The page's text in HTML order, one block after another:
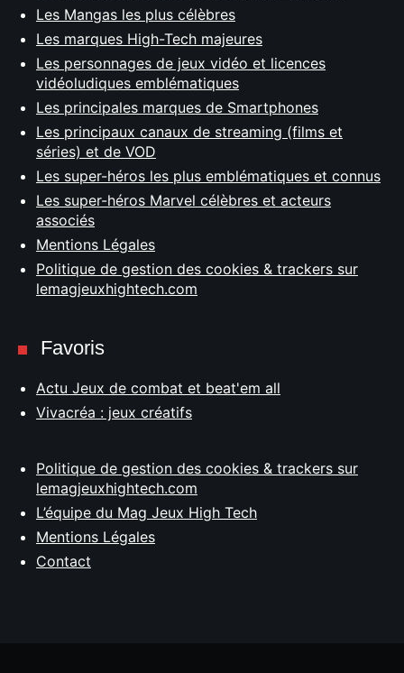
Les Mangas les plus célèbres
Les marques High-Tech majeures
Les personnages de jeux vidéo et licences
vidéoludiques emblématiques
Les principales marques de Smartphones
Les principaux canaux de streaming (films et
séries) et de VOD
Les super-héros les plus emblématiques et connus
Les super-héros Marvel célèbres et acteurs
associés
Mentions Légales
Politique de gestion des cookies & trackers sur
lemagjeuxhightech.com
Favoris
Actu Jeux de combat et beat'em all
Vivacréa : jeux créatifs
Politique de gestion des cookies & trackers sur
lemagjeuxhightech.com
L’équipe du Mag Jeux High Tech
Mentions Légales
Contact